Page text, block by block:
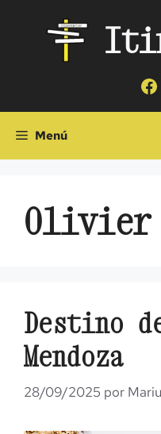
contenido
Menú
Olivier
Destino
Mendoza
28/09/2025 por